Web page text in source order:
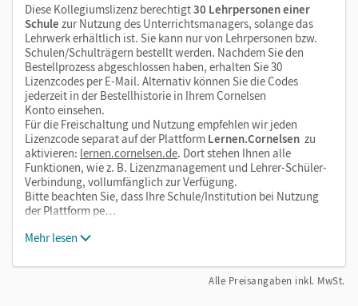
Diese Kollegiumslizenz berechtigt30 Lehrpersonen einer
Schule zur Nutzung des Unterrichtsmanagers, solange das
Lehrwerk erhältlich ist. Sie kann nur von Lehrpersonen bzw.
Schulen/Schulträgern bestellt werden. Nachdem Sie den
Bestellprozess abgeschlossen haben, erhalten Sie 30
Lizenzcodes per E-Mail. Alternativ können Sie die Codes
jederzeit in der Bestellhistorie in Ihrem Cornelsen
Konto einsehen.
Für die Freischaltung und Nutzung empfehlen wir jeden
Lizenzcode separat auf der Plattform Lernen.Cornelsen zu
aktivieren: lernen.cornelsen.de. Dort stehen Ihnen alle
Funktionen, wie z. B. Lizenzmanagement und Lehrer-Schüler-
Verbindung, vollumfänglich zur Verfügung.
Bitte beachten Sie, dass Ihre Schule/Institution bei Nutzung
der Plattform pe…
Mehr lesen
Alle Preisangaben inkl. MwSt.